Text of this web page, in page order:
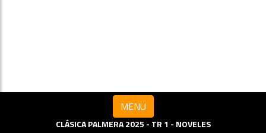
MENU
CLÁSICA PALMERA 2025 - TR 1 - NOVELES